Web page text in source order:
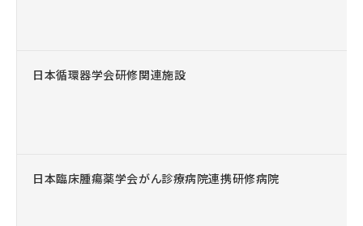
日本循環器学会研修関連施設
日本臨床腫瘍薬学会がん診療病院連携研修病院